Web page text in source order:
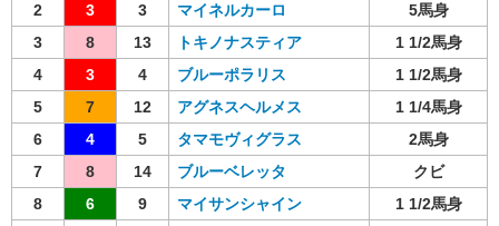
2
3 3 マイネルカーロ
5馬身
3
8 13 トキノナスティア
1 1/2馬身
4
3 4 ブルーポラリス
1 1/2馬身
5
7 12 アグネスヘルメス
1 1/4馬身
6
4 5 タマモヴィグラス
2馬身
7
8 14 ブルーベレッタ
クビ
8
6 9 マイサンシャイン
1 1/2馬身